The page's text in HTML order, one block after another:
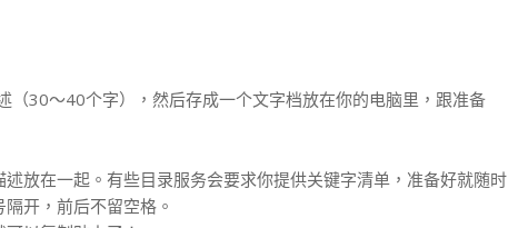
30～40个字），然后存成一个文字档放在你的电脑里，跟准备
放在一起。有些目录服务会要求你提供关键字清单，准备好就随时
开，前后不留空格。